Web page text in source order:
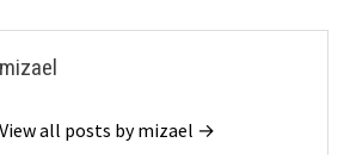
mizael
View all posts by mizael →